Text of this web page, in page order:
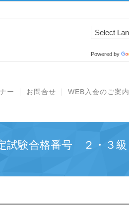
Powered by
ー お問合せ WEB入会のご案内
試験合格番号 ２・３級